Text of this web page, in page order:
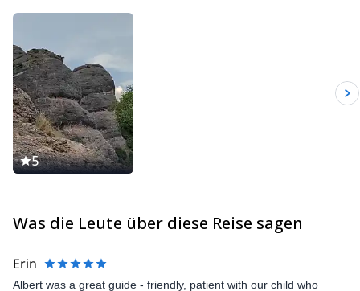
5
Was die Leute über diese Reise sagen
Erin
Albert was a great guide - friendly, patient with our child who